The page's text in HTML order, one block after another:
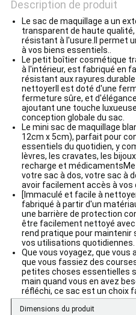
Description de produit
Le sac de maquillage a un
transparent de haute
résistant à l'usure.Il permet
à vos biens essentiels..
Le petit boîtier cosmétique
à l'intérieur, est fabriqué en
résistant aux
nettoyerIl est doté d'une
fermeture sûre, et
ajoutant une touche
conception globale du sac.
Le mini sac de maquillage
12cm x 5cm), parfait pour
essentiels du quotidien, y
lèvres, les cravates, les
recharge et
votre sac à dos, votre sac à
avoir facilement accès à vos
[Immaculé et facile à
fabriqué à partir d'un
une barrière de protection
être facilement nettoyé avec
rend pratique pour maintenir
vos utilisations quotidiennes.
Que vous voyagez, que vous
que vous fassiez des
petites choses essentielles
main quand vous en avez
réfléchi, ce sac est un choix
Dimensions du produit